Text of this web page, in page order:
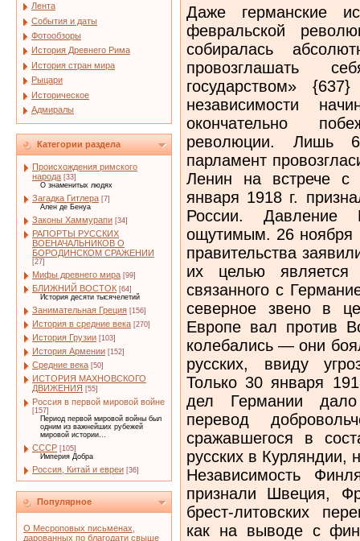
Лента
События и даты
Фотообзоры
История Древнего Рима
История стран мира
Рыцари
Историческое
Адмиралы
Категории раздела
Происхождения римского
народа [33]
О знаменитых людях
Загадка Гитлера [7]
Ален де Бенуа
Законы Хаммурапи [34]
РАПОРТЫ РУССКИХ
ВОЕНАЧАЛЬНИКОВ О
БОРОДИНСКОМ СРАЖЕНИИ
[27]
Мифы древнего мира [99]
БЛИЖНИЙ ВОСТОК [64]
История десяти тысячелетий
Занимательная Греция [156]
История в средние века [270]
История Грузии [103]
История Армении [152]
Средние века [50]
ИСТОРИЯ МАХНОВСКОГО
ДВИЖЕНИЯ [55]
Россия в первой мировой войне
[157]
Период первой мировой войны был
одним из важнейших рубежей
мировой истории...
СССР [105]
Империя Добра
Россия, Китай и евреи [36]
Популярное
О Месроповых письменах,
дарованных по благодати свыше
Даже германские
февральской
собиралась
провозглашать
государством»
независимости
окончательно
революции. Лишь
парламент
Ленин на встрече с
января 1918 г.
России.
ощутимым. 26 ноября
правительства
их целью является
связанного с
северное звено в
Европе вал против
колебались — они
русских, ввиду
Только 30 января
дел Германии дало
перевод
сражавшегося в
русских в Курляндии,
Независимость
признали Швеция,
брест-литовских
как на выводе с